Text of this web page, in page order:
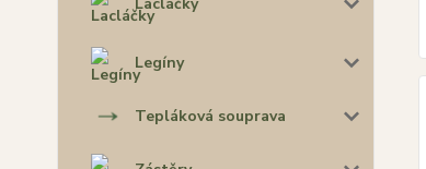
Legíny
Tepláková souprava